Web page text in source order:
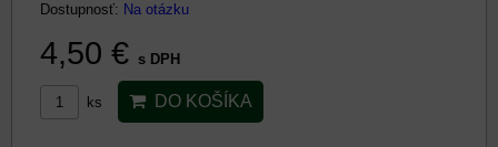
Dostupnosť: Na otázku
4,50 € s DPH
ks DO KOŠÍKA